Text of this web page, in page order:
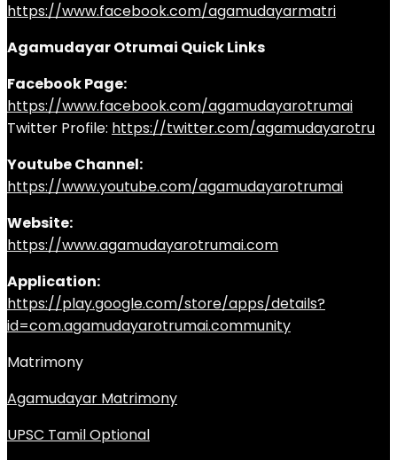
https://www.facebook.com/agamudayarmatri
Agamudayar Otrumai Quick Links
Facebook Page:
https://www.facebook.com/agamudayarotrumai
Twitter Profile: https://twitter.com/agamudayarotru
Youtube Channel:
https://www.youtube.com/agamudayarotrumai
Website:
https://www.agamudayarotrumai.com
Application:
https://play.google.com/store/apps/details?
id=com.agamudayarotrumai.community
Matrimony
Agamudayar Matrimony
UPSC Tamil Optional